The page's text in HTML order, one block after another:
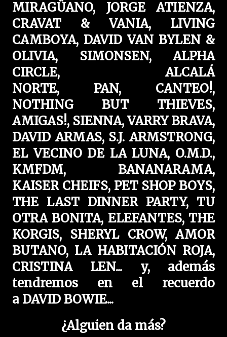
MIRAGÜANO, JORGE ATIENZA,
CRAVAT & VANIA, LIVING
CAMBOYA, DAVID VAN BYLEN &
OLIVIA, SIMONSEN, ALPHA
CIRCLE, ALCALÁ
NORTE, PAN, CANTEO!,
NOTHING BUT THIEVES,
AMIGAS!, SIENNA, VARRY BRAVA,
DAVID ARMAS, S.J. ARMSTRONG,
EL VECINO DE LA LUNA, O.M.D.,
KMFDM, BANANARAMA,
KAISER CHEIFS, PET SHOP BOYS,
THE LAST DINNER PARTY, TU
OTRA BONITA, ELEFANTES, THE
KORGIS, SHERYL CROW, AMOR
BUTANO, LA HABITACIÓN ROJA,
CRISTINA LEN... y, además
tendremos en el recuerdo
a DAVID BOWIE...
¿Alguien da más?